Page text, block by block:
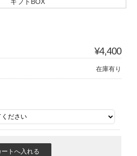
¥4,400
在庫有り